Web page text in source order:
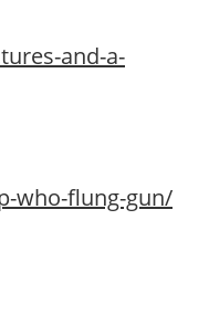
and-a-
who-flung-gun/